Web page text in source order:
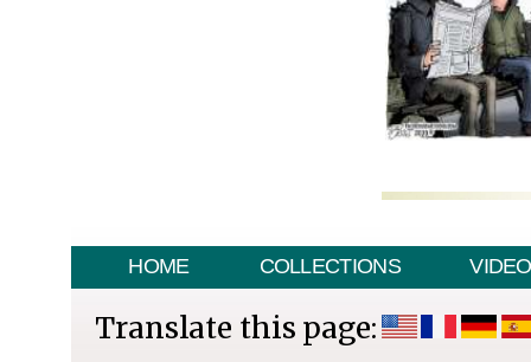
HOME COLLECTIONS VIDEO
Translate this page: